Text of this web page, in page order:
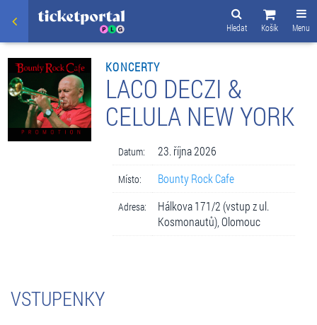
Menu
Košík
Hledat
KONCERTY
LACO DECZI &
CELULA NEW YORK
Datum: 23. října 2026
Místo: Bounty Rock Cafe
Adresa:
Hálkova 171/2 (vstup z ul.
Kosmonautů), Olomouc
VSTUPENKY